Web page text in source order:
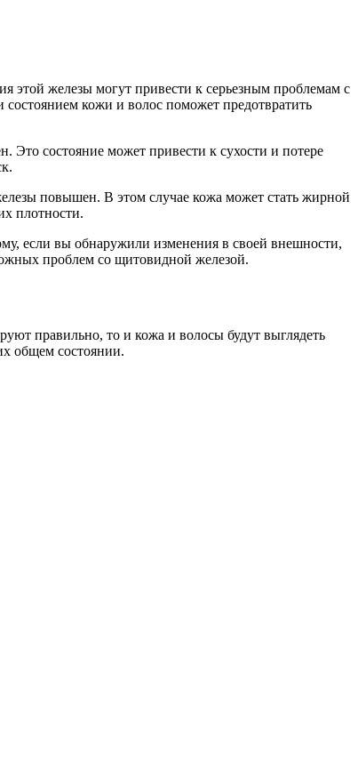
этой железы могут привести к серьезным проблемам с
кожи и волос поможет предотвратить
состояние может привести к сухости и потере
повышен. В этом случае кожа может стать жирной
плотности.
если вы обнаружили изменения в своей внешности,
проблем со щитовидной железой.
правильно, то и кожа и волосы будут выглядеть
общем состоянии.